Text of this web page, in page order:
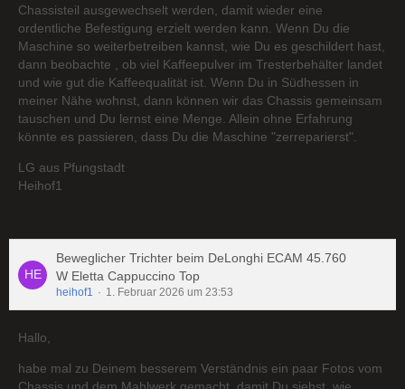
Chassisteil ausgewechselt werden, damit wieder eine
ordentliche Befestigung erzielt werden kann. Wenn Du die
Maschine so weiterbetreiben kannst, wie Du es geschildert hast,
dann beobachte , ob viel Kaffeepulver im Tresterbehälter landet
und wie gut die Kaffeequalität ist. Wenn Du in Südhessen in
meiner Nähe wohnst, dann können wir das Chassis gemeinsam
tauschen und Du lernst eine Menge. Allein ohne Erfahrung
könnte es passieren, dass Du die Maschine "zerreparierst".
LG aus Pfungstadt
Heihof1
Beweglicher Trichter beim DeLonghi ECAM 45.760
W Eletta Cappuccino Top
heihof1 1. Februar 2026 um 23:53
Hallo,
habe mal zu Deinem besserem Verständnis ein paar Fotos vom